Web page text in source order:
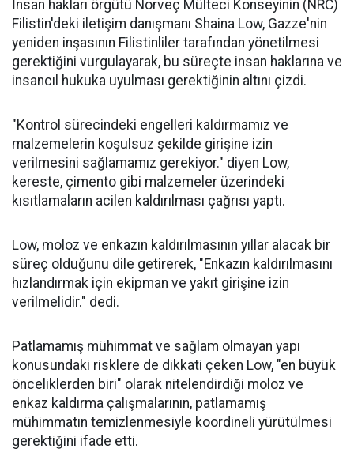
İnsan hakları örgütü Norveç Mülteci Konseyinin (NRC)
Filistin'deki iletişim danışmanı Shaina Low, Gazze'nin
yeniden inşasının Filistinliler tarafından yönetilmesi
gerektiğini vurgulayarak, bu süreçte insan haklarına ve
insancıl hukuka uyulması gerektiğinin altını çizdi.
"Kontrol sürecindeki engelleri kaldırmamız ve
malzemelerin koşulsuz şekilde girişine izin
verilmesini sağlamamız gerekiyor." diyen Low,
kereste, çimento gibi malzemeler üzerindeki
kısıtlamaların acilen kaldırılması çağrısı yaptı.
Low, moloz ve enkazın kaldırılmasının yıllar alacak bir
süreç olduğunu dile getirerek, "Enkazın kaldırılmasını
hızlandırmak için ekipman ve yakıt girişine izin
verilmelidir." dedi.
Patlamamış mühimmat ve sağlam olmayan yapı
konusundaki risklere de dikkati çeken Low, "en büyük
önceliklerden biri" olarak nitelendirdiği moloz ve
enkaz kaldırma çalışmalarının, patlamamış
mühimmatın temizlenmesiyle koordineli yürütülmesi
gerektiğini ifade etti.